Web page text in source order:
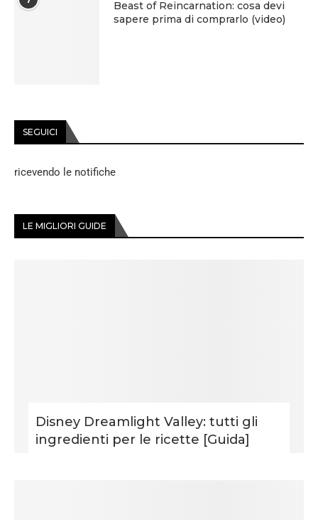
Beast of Reincarnation: cosa devi
sapere prima di comprarlo (video)
SEGUICI
ricevendo le notifiche
LE MIGLIORI GUIDE
Disney Dreamlight Valley: tutti gli
ingredienti per le ricette [Guida]